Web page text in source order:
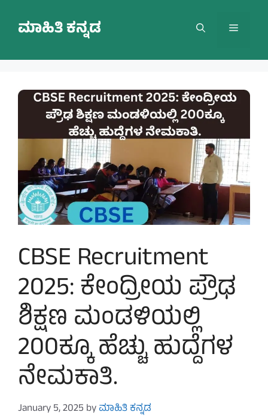
contentಮಾಹಿತಿ ಕನ್ನಡ Menu
CBSE Recruitment
2025: ಕೇಂದ್ರೀಯ ಪ್ರೌಢ
ಶಿಕ್ಷಣ ಮಂಡಳಿಯಲ್ಲಿ
200ಕ್ಕೂ ಹೆಚ್ಚು ಹುದ್ದೆಗಳ
ನೇಮಕಾತಿ.
January 5, 2025 byಮಾಹಿತಿ ಕನ್ನಡ